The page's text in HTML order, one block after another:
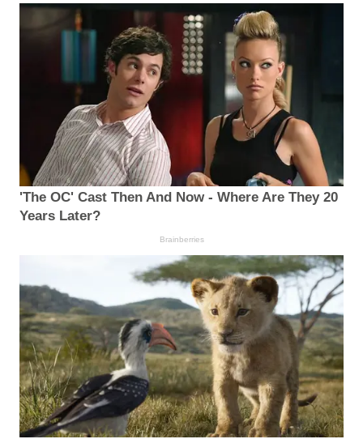
'The OC' Cast Then And Now - Where Are They 20
Years Later?
Brainberries